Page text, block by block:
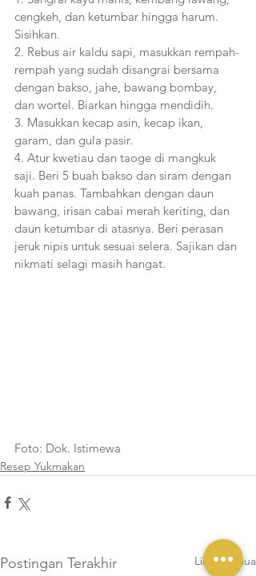
cengkeh, dan ketumbar hingga harum.
Sisihkan.
2. Rebus air kaldu sapi, masukkan rempah-
rempah yang sudah disangrai bersama
dengan bakso, jahe, bawang bombay,
dan wortel. Biarkan hingga mendidih.
3. Masukkan kecap asin, kecap ikan,
garam, dan gula pasir.
4. Atur kwetiau dan taoge di mangkuk
saji. Beri 5 buah bakso dan siram dengan
kuah panas. Tambahkan dengan daun
bawang, irisan cabai merah keriting, dan
daun ketumbar di atasnya. Beri perasan
jeruk nipis untuk sesuai selera. Sajikan dan
nikmati selagi masih hangat.
Foto: Dok. Istimewa
Resep Yukmakan
Postingan Terakhir Lihat Semua